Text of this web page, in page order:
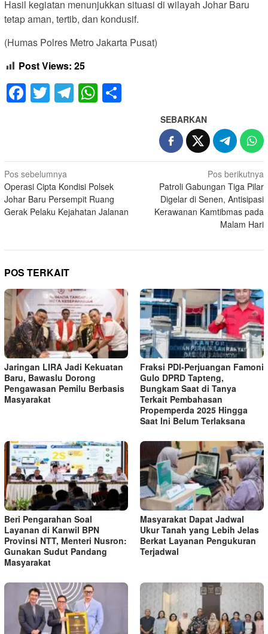
Hasil kegiatan menunjukkan situasi di wilayah Johar Baru
tetap aman, tertib, dan kondusif.
(Humas Polres Metro Jakarta Pusat)
Post Views: 25
Facebook
Twitter
Telegram
WhatsApp
SEBARKAN
Navigasi
pos
Pos sebelumnya
Operasi Cipta Kondisi Polsek
Johar Baru Persempit Ruang
Gerak Pelaku Kejahatan Jalanan
Pos berikutnya
Patroli Gabungan Tiga Pilar
Digelar di Senen, Antisipasi
Kerawanan Kamtibmas pada
Malam Hari
POS TERKAIT
Jaringan LIRA Jadi Kekuatan
Baru, Bawaslu Dorong
Pengawasan Pemilu Berbasis
Masyarakat
Fraksi PDI-Perjuangan Famoni
Gulo DPRD Tapteng,
Bungkam Saat di Tanya
Terkait Pembahasan
Propemperda 2025 Hingga
Saat Ini Belum Terlaksana
Beri Pengarahan Soal
Layanan di Kanwil BPN
Provinsi NTT, Menteri Nusron:
Gunakan Sudut Pandang
Masyarakat
Masyarakat Dapat Jadwal
Ukur Tanah yang Lebih Jelas
Berkat Layanan Pengukuran
Terjadwal